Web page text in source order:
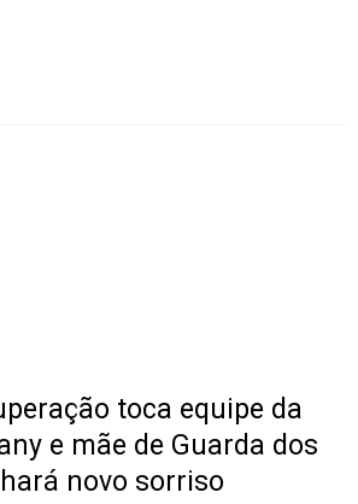
toca equipe da
e mãe de Guarda dos
novo sorriso